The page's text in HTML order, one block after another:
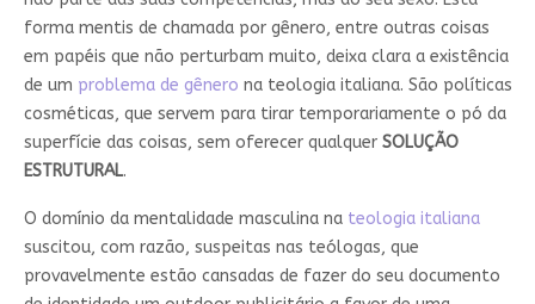
forma mentis de chamada por gênero, entre outras coisas
em papéis que não perturbam muito, deixa clara a existência
de um problema de gênero na teologia italiana. São políticas
cosméticas, que servem para tirar temporariamente o pó da
superfície das coisas, sem oferecer qualquer SOLUÇÃO
ESTRUTURAL.
O domínio da mentalidade masculina na teologia italiana
suscitou, com razão, suspeitas nas teólogas, que
provavelmente estão cansadas de fazer do seu documento